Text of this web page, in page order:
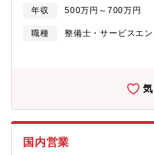
長期となる事も多い）※1年間
出張※日本を含め世界55カ国の
ています
年収 500万円～700万円
職種
整備士・サービスエ
国内営業